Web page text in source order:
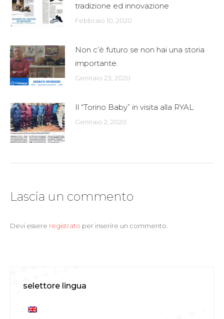
tradizione ed innovazione
Febbraio 10, 2020
Non c’è futuro se non hai una storia
importante.
Gennaio 23, 2020
Il “Torino Baby” in visita alla RYAL
Gennaio 2, 2020
Lascia un commento
Devi essere registrato per inserire un commento.
selettore lingua